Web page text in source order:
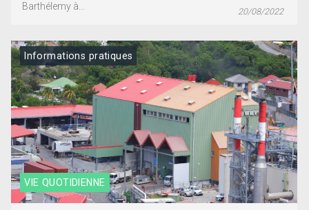
Barthélemy à...
20/08/2022
VIE QUOTIDIENNE
Informations pratiques